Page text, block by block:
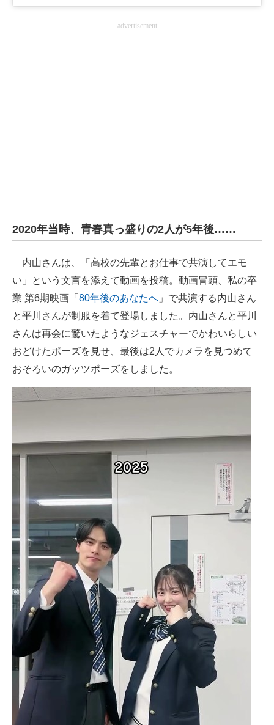
企業向けIT製品の総合サイト
ちょっと気になるネットの話題
advertisement
2020年当時、青春真っ盛りの2人が5年後……
内山さんは、「高校の先輩とお仕事で共演してエモ
い」という文言を添えて動画を投稿。動画冒頭、私の卒
業 第6期映画「 80年後のあなたへ 」で共演する内山さん
と平川さんが制服を着て登場しました。内山さんと平川
さんは再会に驚いたようなジェスチャーでかわいらしい
おどけたポーズを見せ、最後は2人でカメラを見つめて
おそろいのガッツポーズをしました。